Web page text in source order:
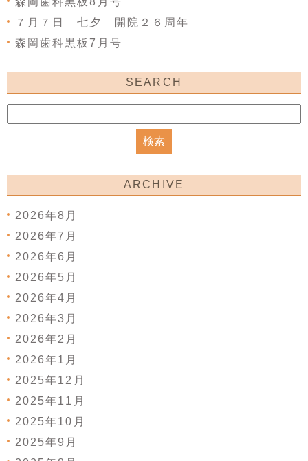
７月７日 七夕 開院２６周年
森岡歯科黒板7月号
SEARCH
ARCHIVE
2026年8月
2026年7月
2026年6月
2026年5月
2026年4月
2026年3月
2026年2月
2026年1月
2025年12月
2025年11月
2025年10月
2025年9月